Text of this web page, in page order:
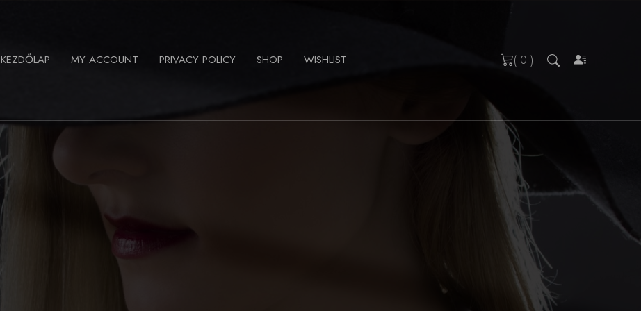
KEZDŐLAP MY ACCOUNT PRIVACY POLICY SHOP WISHLIST ( 0 )